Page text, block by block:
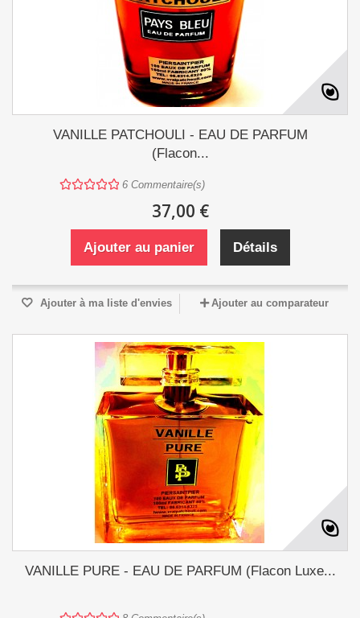
VANILLE PATCHOULI - EAU DE PARFUM
(Flacon...
6 Commentaire(s)
37,00 €
Ajouter au panier Détails
Ajouter à ma liste d'envies Ajouter au comparateur
VANILLE PURE - EAU DE PARFUM (Flacon Luxe...